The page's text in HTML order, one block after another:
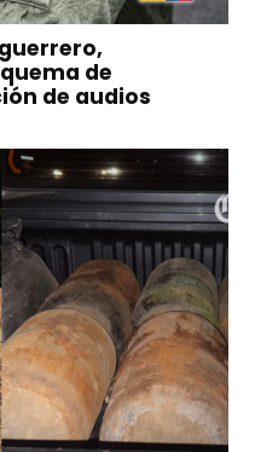
de
de audios